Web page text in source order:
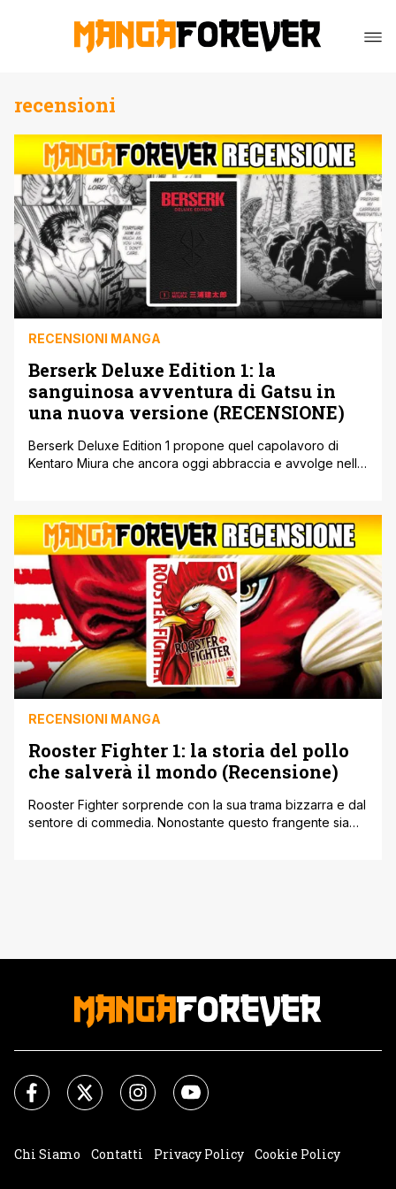
recensioni
RECENSIONI MANGA
Berserk Deluxe Edition 1: la
sanguinosa avventura di Gatsu in
una nuova versione (RECENSIONE)
Berserk Deluxe Edition 1 propone quel capolavoro di
Kentaro Miura che ancora oggi abbraccia e avvolge nella
sequenze oniriche e violente che vanno oltre la
concezione di 'fumetto'. Quanto fatto da Planet Manga
con questa edizione è davvero [']
RECENSIONI MANGA
Rooster Fighter 1: la storia del pollo
che salverà il mondo (Recensione)
Rooster Fighter sorprende con la sua trama bizzarra e dal
sentore di commedia. Nonostante questo frangente sia
Chi Siamo Contatti Privacy Policy
Cookie Policy